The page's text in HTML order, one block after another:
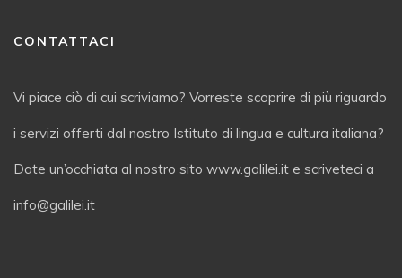
CONTATTACI
Vi piace ciò di cui scriviamo? Vorreste scoprire di più riguardo
i servizi offerti dal nostro Istituto di lingua e cultura italiana?
Date un’occhiata al nostro sito www.galilei.it e scriveteci a
info@galilei.it